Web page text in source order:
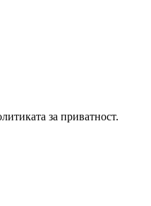
за приватност.